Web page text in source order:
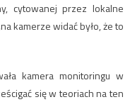
cytowanej przez lokalne
kamerze widać było, że to
kamera monitoringu w
się w teoriach na ten